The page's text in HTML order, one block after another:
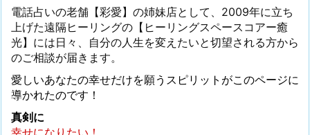
電話占いの老舗【彩愛】の姉妹店として、2009年に立ち
上げた遠隔ヒーリングの【ヒーリングスペースコアー癒
光】には日々、自分の人生を変えたいと切望される方から
のご相談が届きます。
愛しいあなたの幸せだけを願うスピリットがこのページに
導かれたのです！
真剣に